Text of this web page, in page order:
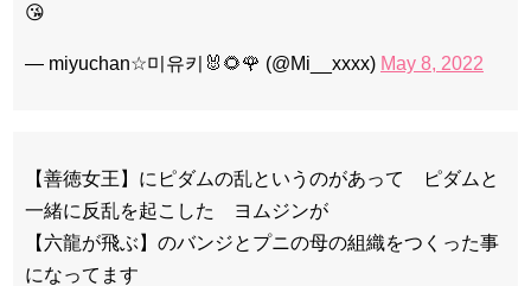
😘
— miyuchan☆미유키🐰🌻🌹 (@Mi__xxxx) May 8, 2022
【善徳女王】にピダムの乱というのがあって ピダムと
一緒に反乱を起こした ヨムジンが
【六龍が飛ぶ】のバンジとプニの母の組織をつくった事
になってます